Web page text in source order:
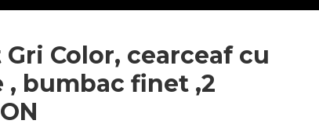
Color, cearceaf cu
, bumbac finet ,2